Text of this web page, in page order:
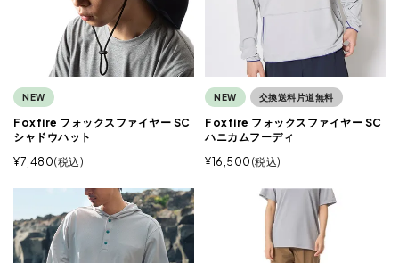
NEW
Foxfire フォックスファイヤー SC
シャドウハット
¥7,480 税込
NEW 交換送料片道無料
Foxfire フォックスファイヤー SC
ハニカムフーディ
¥16,500 税込